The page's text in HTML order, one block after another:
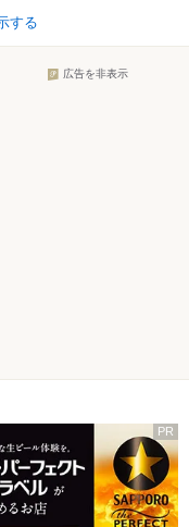
する
広告を非表示
PR